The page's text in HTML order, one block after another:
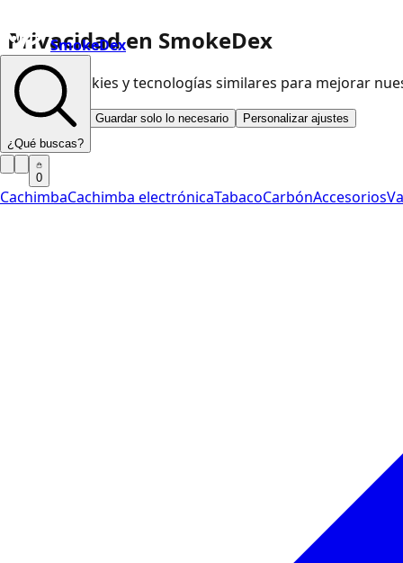
Privacidad en SmokeDex
Usamos cookies y tecnologías similares para mejorar
Aceptar todo Guardar solo lo necesario Personalizar ajustes
SmokeDex
¿Qué buscas?
0
CachimbaCachimba electrónicaTabacoCarbónAccesorios